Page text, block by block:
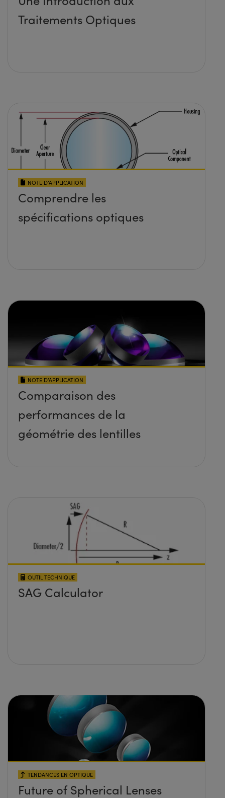
Traitements Optiques
NOTE D’APPLICATION
Comprendre les
spécifications optiques
NOTE D’APPLICATION
Comparaison des
performances de la
géométrie des lentilles
OUTIL TECHNIQUE
SAG Calculator
TENDANCES EN OPTIQUE
Future of Spherical Lenses